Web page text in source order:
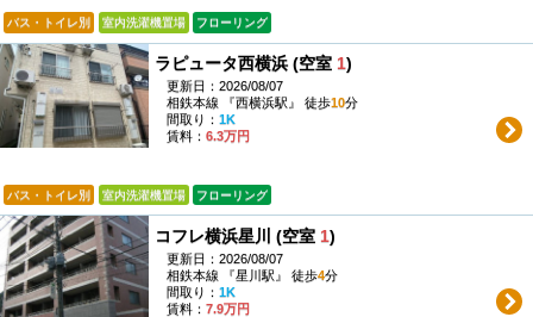
バス・トイレ別 室内洗濯機置場 フローリング
ラピュータ西横浜 (空室 1)
更新日：2026/08/07
相鉄本線 『西横浜駅』 徒歩10分
間取り： 1K
賃料： 6.3万円
バス・トイレ別 室内洗濯機置場 フローリング
コフレ横浜星川 (空室 1)
更新日：2026/08/07
相鉄本線 『星川駅』 徒歩4分
間取り： 1K
賃料： 7.9万円